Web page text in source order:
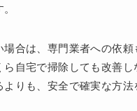
場合は、専門業者への依頼
ら自宅で掃除しても改善し
よりも、安全で確実な方法